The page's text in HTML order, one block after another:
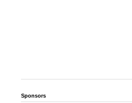
Sponsors